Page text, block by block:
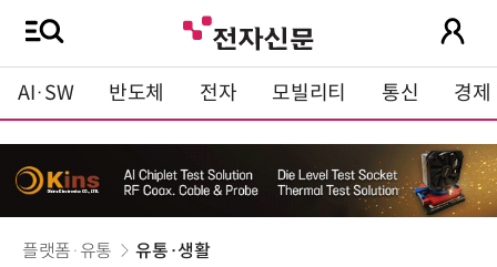
AI·SW 반도체 전자 모빌리티 통신 경제
플랫폼·유통 유통·생활